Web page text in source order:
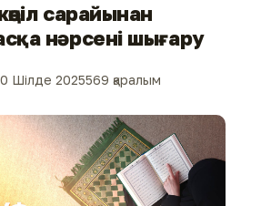
сарайынан
нәрсені шығару
Шілде 2025569 қаралым